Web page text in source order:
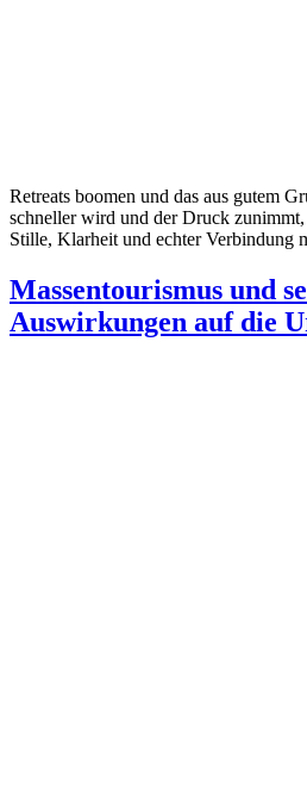
Retreats boomen und das aus gutem
schneller wird und der Druck
Stille, Klarheit und echter Verbindung
Massentourismus und
Auswirkungen auf die